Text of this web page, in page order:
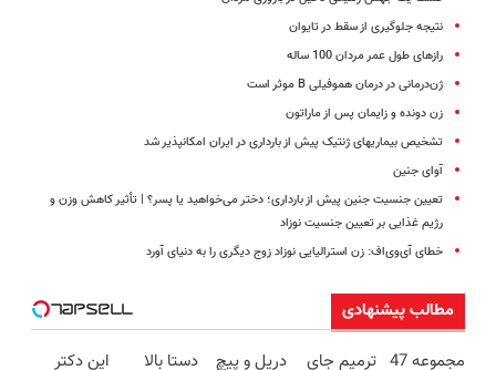
نتیجه جلوگیری از سقط در تایوان
رازهای طول عمر مردان 100 ساله
ژن‌درمانی در درمان هموفیلی B موثر است
زن دونده و زایمان پس از ماراتون
تشخیص بیماریهای ژنتیک پیش از بارداری در ایران امکانپذیر شد
آوای جنین
تعیین جنسیت جنین پیش از بارداری؛ دختر می‌خواهید یا پسر؟ | تأثیر کاهش وزن و
رژیم غذایی بر تعیین جنسیت نوزاد
خطای آی‌وی‌اف: زن استرالیایی نوزاد زوج دیگری را به دنیای آورد
مطالب پیشنهادی
مجموعه 47 ترمیم جای
دریل و پیچ
دستا بالا
این دکتر